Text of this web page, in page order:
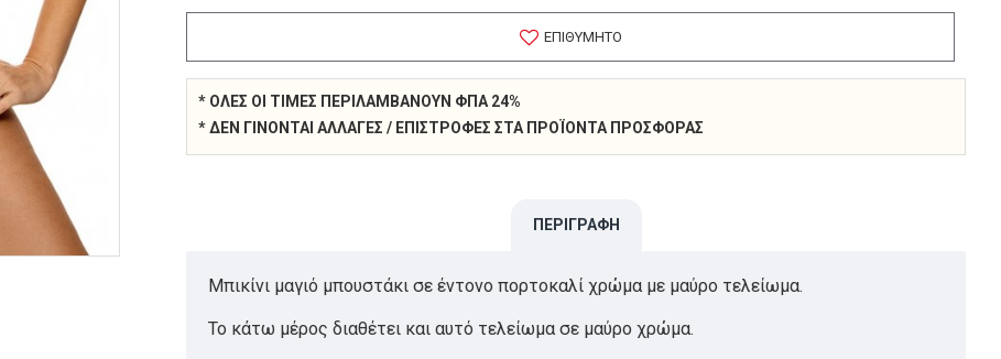
ΕΠΙΘΥΜΗΤΌ
* ΌΛΕΣ ΟΙ ΤΙΜΈΣ ΠΕΡΙΛΑΜΒΆΝΟΥΝ ΦΠΑ 24%
* ΔΕΝ ΓΊΝΟΝΤΑΙ ΑΛΛΑΓΈΣ / ΕΠΙΣΤΡΟΦΈΣ ΣΤΑ ΠΡΟΪΌΝΤΑ ΠΡΟΣΦΟΡΆΣ
ΠΕΡΙΓΡΑΦΉ
Μπικίνι μαγιό μπουστάκι σε έντονο πορτοκαλί χρώμα με μαύρο τελείωμα.
Το κάτω μέρος διαθέτει και αυτό τελείωμα σε μαύρο χρώμα.